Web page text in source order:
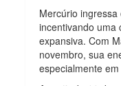
Mercúrio
incentivando uma
expansiva. Com
novembro, sua
especialmente